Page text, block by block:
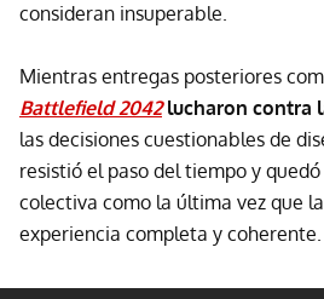
consideran insuperable.
Mientras entregas posteriores
Battlefield 2042lucharon contra
las decisiones cuestionables de
resistió el paso del tiempo y
colectiva como la última vez que
experiencia completa y coherente.